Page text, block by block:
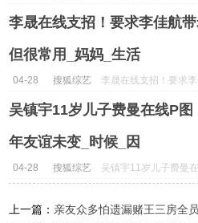
歌手黎林添娇百赞团
生_...
李晟在线支招！要求李佳航
但很常用_妈妈_生活
04-28 搜狐综艺
李晟在线支招！要求
找老伴，方式老套但很
_生活...
吴镇宇11岁儿子费曼在线P
年友谊未变_时候_因
04-28 搜狐综艺
吴镇宇11岁儿子费曼
候_因...
上一篇： 亲友众多怕遗漏赌王三房全